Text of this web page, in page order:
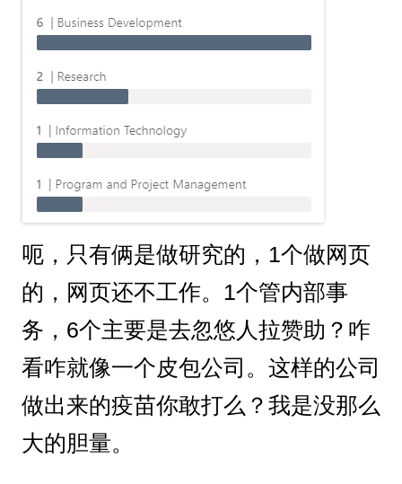
呃，只有俩是做研究的，1个做网页
的，网页还不工作。1个管内部事
务，6个主要是去忽悠人拉赞助？咋
看咋就像一个皮包公司。这样的公司
做出来的疫苗你敢打么？我是没那么
大的胆量。